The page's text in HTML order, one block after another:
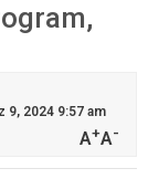
9, 2024 9:57 am
A+A-